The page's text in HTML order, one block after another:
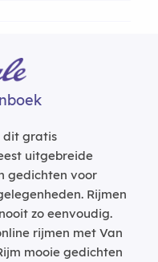
dit gratis
uitgebreide
gedichten voor
Rijmen
zo eenvoudig.
rijmen met Van
mooie gedichten